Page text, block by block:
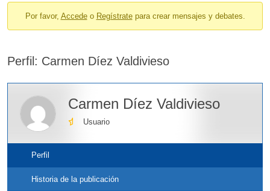
You
here:
Por favor, Accedeo Regístratepara crear mensajes y debates.
Perfil: Carmen Díez Valdivieso
Carmen Díez Valdivieso
Usuario
Perfil
Historia de la publicación